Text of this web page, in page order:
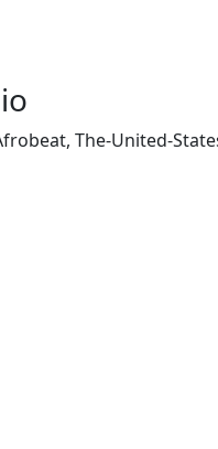
The-United-